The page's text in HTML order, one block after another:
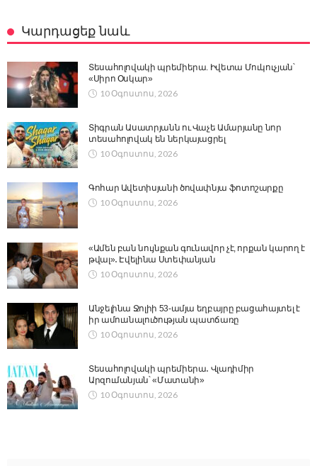
Կարդացեք նաև
Տեսահոլովակի պրեմիերա. Իվետա Մուկուչյան՝
«Սիրո Օսկար»
10 Օգոստոս, 2026
Տիգրան Ասատրյանն ու Վաչե Ամարյանը նոր
տեսահոլովակ են ներկայացրել
10 Օգոստոս, 2026
Գոհար Ավետիսյանի ծովափնյա ֆոտոշարքը
10 Օգոստոս, 2026
«Ամեն բան նույնքան գունավոր չէ, որքան կարող է
թվալ»․ Էվելինա Ստեփանյան
10 Օգոստոս, 2026
Անջելինա Ջոլիի 53-ամյա եղբայրը բացահայտել է
իր ամուսնալուծության պատճառը
10 Օգոստոս, 2026
Տեսահոլովակի պրեմիերա․ Վլադիմիր
Արզումանյան՝ «Մատանի»
10 Օգոստոս, 2026